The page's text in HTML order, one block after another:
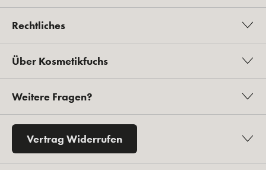
Rechtliches
Über Kosmetikfuchs
Weitere Fragen?
Vertrag Widerrufen